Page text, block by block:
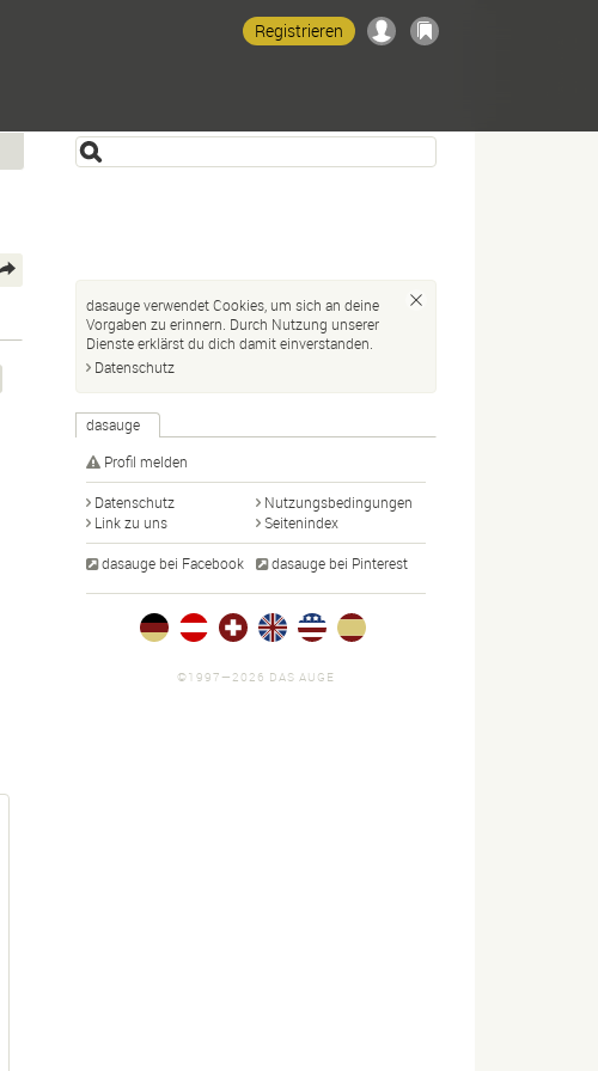
Registrieren
dasauge verwendet Cookies, um sich an deine
Vorgaben zu erinnern. Durch Nutzung unserer
Dienste erklärst du dich damit einverstanden.
Datenschutz
dasauge
Profil melden
Datenschutz
Nutzungsbedingungen
Link zu uns
Seitenindex
dasauge bei Facebook dasauge bei Pinterest
©1997—2026 DAS AUGE